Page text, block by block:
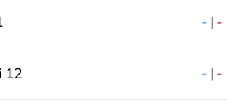
- | -
12 - | -